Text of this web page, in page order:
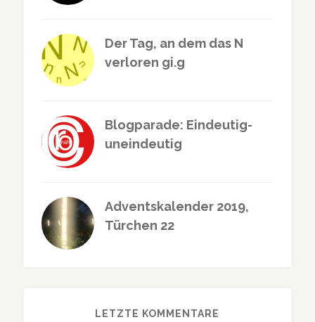
Der Tag, an dem das N
verloren gi.g
Blogparade: Eindeutig-
uneindeutig
Adventskalender 2019,
Türchen 22
LETZTE KOMMENTARE